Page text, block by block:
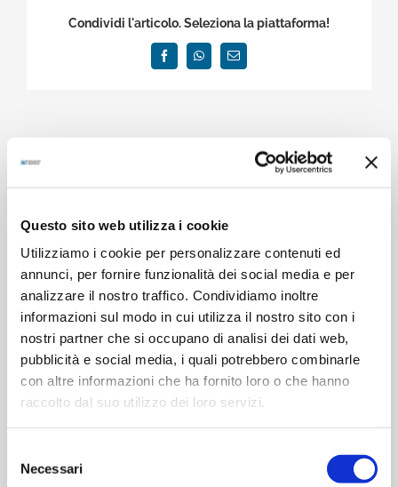
Questo sito web utilizza i cookie
Utilizziamo i cookie per personalizzare contenuti ed
annunci, per fornire funzionalità dei social media e per
analizzare il nostro traffico. Condividiamo inoltre
informazioni sul modo in cui utilizza il nostro sito con i
nostri partner che si occupano di analisi dei dati web,
pubblicità e social media, i quali potrebbero combinarle
con altre informazioni che ha fornito loro o che hanno
raccolto dal suo utilizzo dei loro servizi.
delNecessari
Condividi l'articolo. Seleziona la piattaforma!
FacebookWhatsAppEmail
Progetti correlati
Un pulmino per l’Unitalsi
9 Maggio 2022
Nuovo automezzo per
trasporto disabili della AP
Parma
14 Giugno 2021